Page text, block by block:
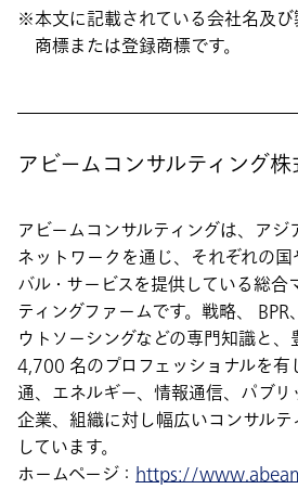
本文に記載されている会社名及び
商標または登録商標です。
アビームコンサルティング
アビームコンサルティングは、ア
ネットワークを通じ、それぞれの
バル・サービスを提供している総合
ティングファームです。戦略、
ウトソーシングなどの専門知識と
4,700 名のプロフェッショナルを
通、エネルギー、情報通信、パブ
企業、組織に対し幅広いコンサルテ
しています。
ホームページ： https://